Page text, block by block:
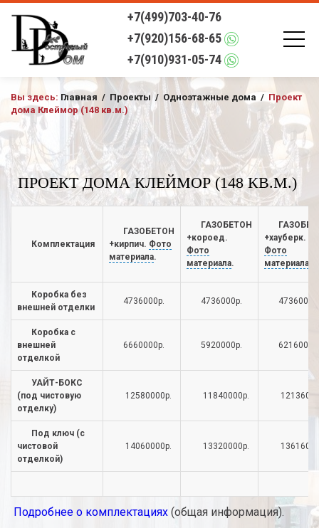
+7(499)703-40-76
+7(920)156-68-65
+7(910)931-05-74
Вы здесь: Главная / Проекты / Одноэтажные дома / Проект
дома Клеймор (148 кв.м.)
ПРОЕКТ ДОМА КЛЕЙМОР (148 КВ.М.)
Комплектация
ГАЗОБЕТОН
+кирпич. Фото
материала.
ГАЗОБЕТОН
+короед.
Фото
материала.
+хауберк.
Фото
материала
Коробка без
внешней отделки
4736000р. 4736000р. 4736000р.
Коробка с
внешней
отделкой
6660000р. 5920000р. 6216000р.
УАЙТ-БОКС
(под чистовую
отделку)
12580000р. 11840000р.
Под ключ (с
чистовой
отделкой)
14060000р. 13320000р.
Подробнее о комплектациях (общая информация).